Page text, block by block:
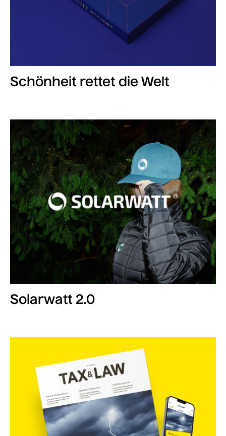
Schönheit rettet die Welt
Solarwatt 2.0